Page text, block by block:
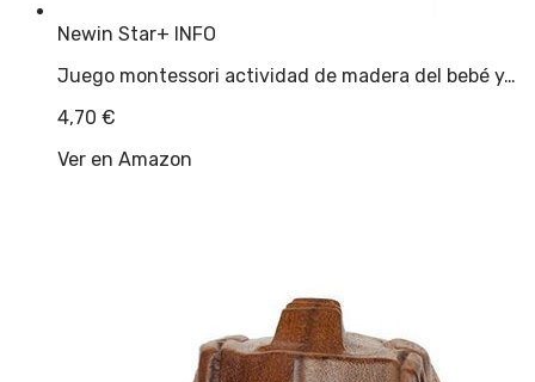
Newin Star+ INFO
Juego montessori actividad de madera del bebé y…
4,70 €
Ver en Amazon